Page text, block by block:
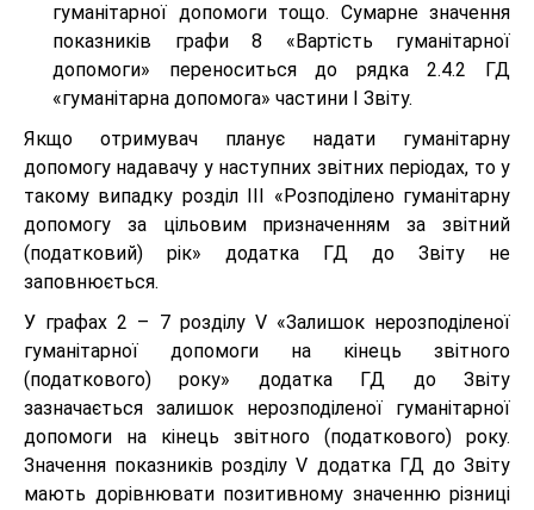
гуманітарної допомоги тощо. Сумарне значення
показників графи 8 «Вартість гуманітарної
допомоги» переноситься до рядка 2.4.2 ГД
«гуманітарна допомога» частини І Звіту.
Якщо отримувач планує надати гуманітарну
допомогу надавачу у наступних звітних періодах, то у
такому випадку розділ ІІІ «Розподілено гуманітарну
допомогу за цільовим призначенням за звітний
(податковий) рік» додатка ГД до Звіту не
заповнюється.
У графах 2 – 7 розділу V «Залишок нерозподіленої
гуманітарної допомоги на кінець звітного
(податкового) року» додатка ГД до Звіту
зазначається залишок нерозподіленої гуманітарної
допомоги на кінець звітного (податкового) року.
Значення показників розділу V додатка ГД до Звіту
мають дорівнювати позитивному значенню різниці